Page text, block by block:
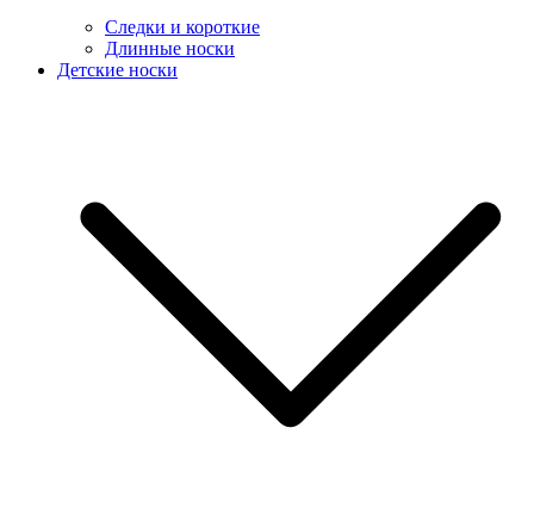
Следки и короткие
Длинные носки
Детские носки